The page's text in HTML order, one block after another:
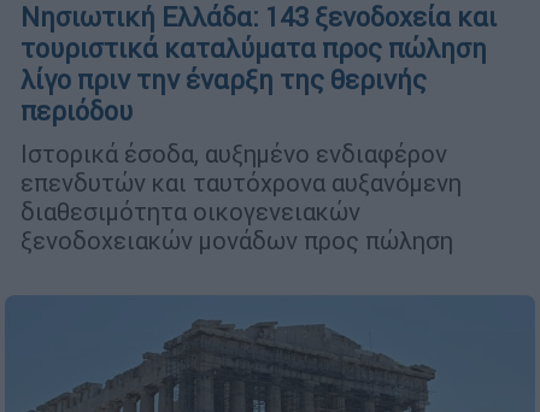
Νησιωτική Ελλάδα: 143 ξενοδοχεία και
τουριστικά καταλύματα προς πώληση
λίγο πριν την έναρξη της θερινής
περιόδου
Ιστορικά έσοδα, αυξημένο ενδιαφέρον
επενδυτών και ταυτόχρονα αυξανόμενη
διαθεσιμότητα οικογενειακών
ξενοδοχειακών μονάδων προς πώληση